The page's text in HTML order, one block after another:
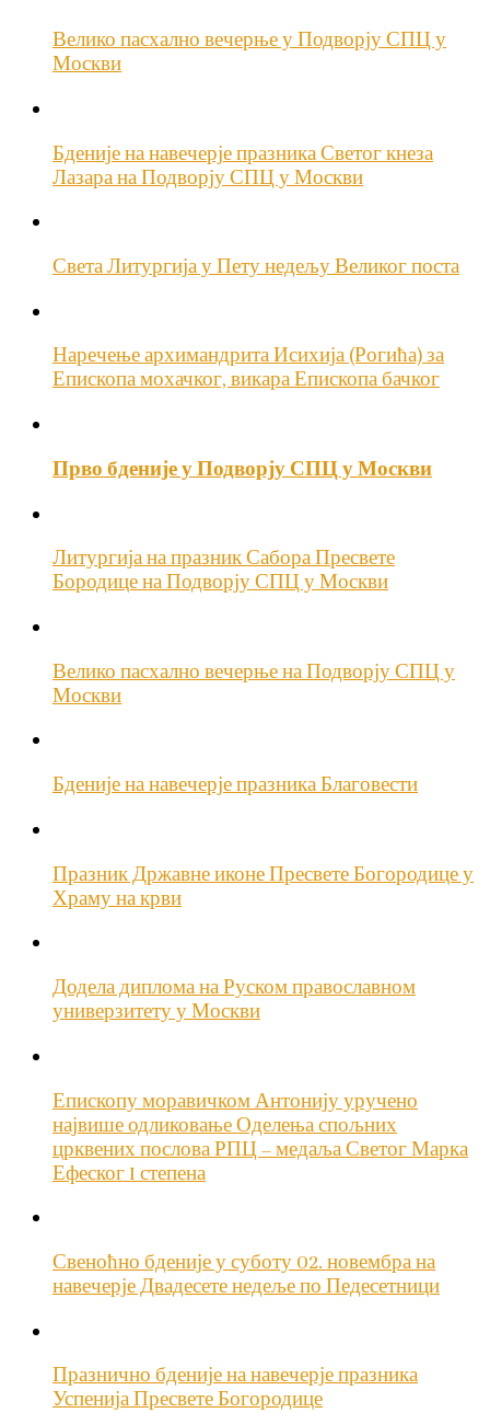
Велико пасхално вечерње у Подворју СПЦ у
Москви
Бденије на навечерје празника Светог кнеза
Лазара на Подворју СПЦ у Москви
Света Литургија у Пету недељу Великог поста
Наречење архимандрита Исихија (Рогића) за
Епископа мохачког, викара Епископа бачког
Прво бденије у Подворју СПЦ у Москви
Литургија на празник Сабора Пресвете
Бородице на Подворју СПЦ у Москви
Велико пасхално вечерње на Подворју СПЦ у
Москви
Бденије на навечерје празника Благовести
Празник Државне иконе Пресвете Богородице у
Храму на крви
Додела диплома на Руском православном
универзитету у Москви
Епископу моравичком Антонију уручено
највише одликовање Оделења спољних
црквених послова РПЦ – медаља Светог Марка
Ефеског I степена
Свеноћно бденије у суботу 02. новембра на
навечерје Двадесете недеље по Педесетници
Празнично бденије на навечерје празника
Успенија Пресвете Богородице